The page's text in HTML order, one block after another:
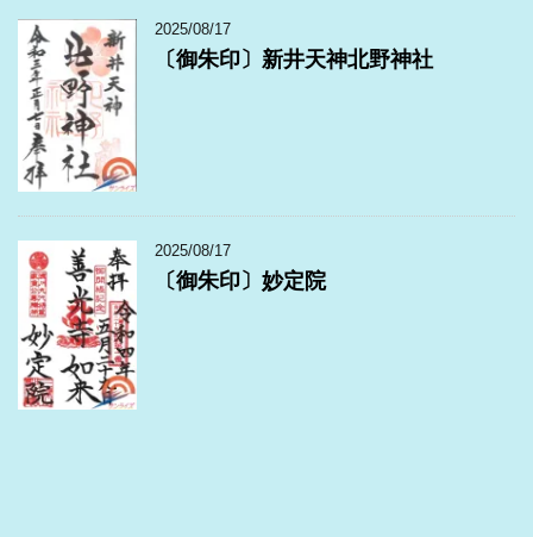
2025/08/17
〔御朱印〕新井天神北野神社
2025/08/17
〔御朱印〕妙定院